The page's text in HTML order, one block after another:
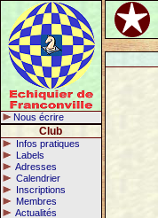
Nous écrire
Club
Infos pratiques
Labels
Adresses
Calendrier
Inscriptions
Membres
Actualités